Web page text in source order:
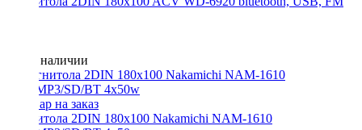
Нет в наличии
Магнитола 2DIN 180x100 Nakamichi NAM-1610